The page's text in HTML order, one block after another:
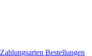
Zahlungsarten Bestellungen